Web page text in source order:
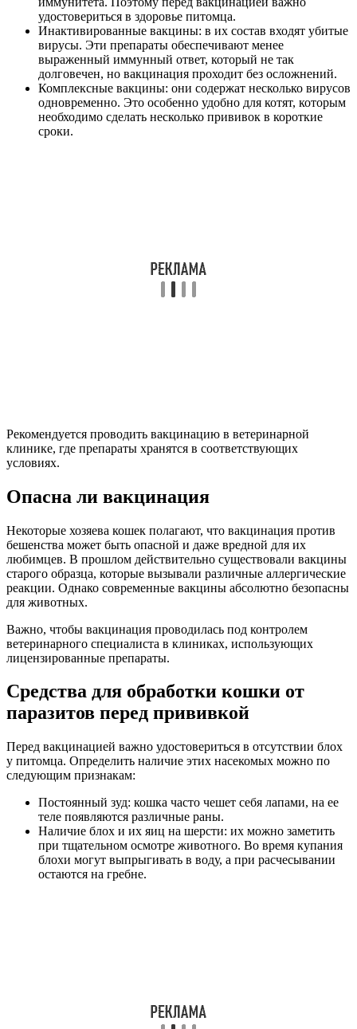
удостовериться в здоровье питомца.
Инактивированные вакцины: в их состав входят убитые
вирусы. Эти препараты обеспечивают менее
выраженный иммунный ответ, который не так
долговечен, но вакцинация проходит без осложнений.
Комплексные вакцины: они содержат несколько вирусов
одновременно. Это особенно удобно для котят, которым
необходимо сделать несколько прививок в короткие
сроки.
Рекомендуется проводить вакцинацию в ветеринарной
клинике, где препараты хранятся в соответствующих
условиях.
Опасна ли вакцинация
Некоторые хозяева кошек полагают, что вакцинация против
бешенства может быть опасной и даже вредной для их
любимцев. В прошлом действительно существовали вакцины
старого образца, которые вызывали различные аллергические
реакции. Однако современные вакцины абсолютно безопасны
для животных.
Важно, чтобы вакцинация проводилась под контролем
ветеринарного специалиста в клиниках, использующих
лицензированные препараты.
Средства для обработки кошки от
паразитов перед прививкой
Перед вакцинацией важно удостовериться в отсутствии блох
у питомца. Определить наличие этих насекомых можно по
следующим признакам:
Постоянный зуд: кошка часто чешет себя лапами, на ее
теле появляются различные раны.
Наличие блох и их яиц на шерсти: их можно заметить
при тщательном осмотре животного. Во время купания
блохи могут выпрыгивать в воду, а при расчесывании
остаются на гребне.